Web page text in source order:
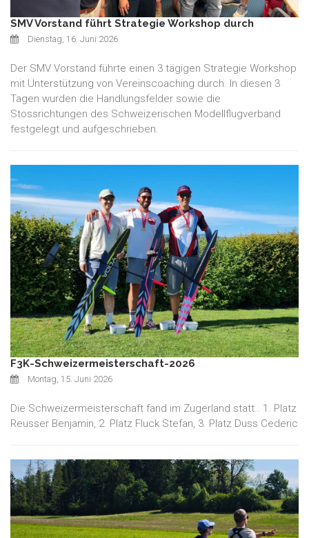
SMV Vorstand führt Strategie Workshop durch
Dienstag, 16. Juni 2026
Der SMV Vorstand führte einen 3 tägigen Strategie Workshop
mit Unterstützung von Vereinscoaching durch. In diesen 3
Tagen wurden die Handlungsfelder sowie die
Stossrichtungen des Schweizerischen Modellflugverband
festgelegt und aufgeschrieben.
F3K-Schweizermeisterschaft-2026
Montag, 15. Juni 2026
Die Schweizermeisterschaft fand im Zugerland statt.. 1. Platz
Reusser Benjamin, 2. Platz Fluck Stefan, 3. Platz Duss Cederic